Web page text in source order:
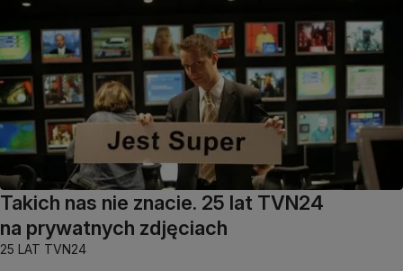
Takich nas nie znacie. 25 lat TVN24
na prywatnych zdjęciach
25 LAT TVN24